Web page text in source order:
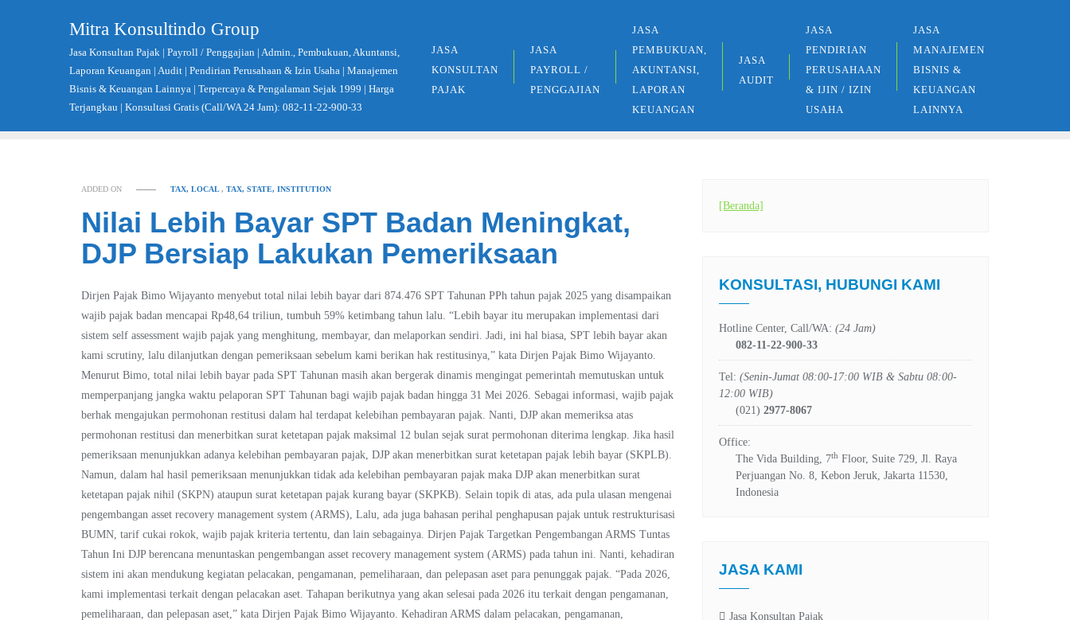
Mitra Konsultindo Group
Jasa Konsultan Pajak | Payroll / Penggajian | Admin., Pembukuan, Akuntansi,
Laporan Keuangan | Audit | Pendirian Perusahaan & Izin Usaha | Manajemen
Bisnis & Keuangan Lainnya | Terpercaya & Pengalaman Sejak 1999 | Harga
Terjangkau | Konsultasi Gratis (Call/WA 24 Jam): 082-11-22-900-33
JASA
KONSULTAN
PAJAK
JASA
PAYROLL /
PENGGAJIAN
JASA
PEMBUKUAN,
AKUNTANSI,
LAPORAN
KEUANGAN
JASA
AUDIT
JASA
PENDIRIAN
PERUSAHAAN
& IJIN / IZIN
USAHA
JASA
MANAJEMEN
BISNIS &
KEUANGAN
LAINNYA
ADDED ON TAX, LOCAL,TAX, STATE, INSTITUTION
Nilai Lebih Bayar SPT Badan Meningkat,
DJP Bersiap Lakukan Pemeriksaan
Dirjen Pajak Bimo Wijayanto menyebut total nilai lebih bayar dari 874.476 SPT Tahunan PPh tahun pajak 2025 yang disampaikan
wajib pajak badan mencapai Rp48,64 triliun, tumbuh 59% ketimbang tahun lalu. “Lebih bayar itu merupakan implementasi dari
sistem self assessment wajib pajak yang menghitung, membayar, dan melaporkan sendiri. Jadi, ini hal biasa, SPT lebih bayar akan
kami scrutiny, lalu dilanjutkan dengan pemeriksaan sebelum kami berikan hak restitusinya,” kata Dirjen Pajak Bimo Wijayanto.
Menurut Bimo, total nilai lebih bayar pada SPT Tahunan masih akan bergerak dinamis mengingat pemerintah memutuskan untuk
memperpanjang jangka waktu pelaporan SPT Tahunan bagi wajib pajak badan hingga 31 Mei 2026. Sebagai informasi, wajib pajak
berhak mengajukan permohonan restitusi dalam hal terdapat kelebihan pembayaran pajak. Nanti, DJP akan memeriksa atas
permohonan restitusi dan menerbitkan surat ketetapan pajak maksimal 12 bulan sejak surat permohonan diterima lengkap. Jika hasil
pemeriksaan menunjukkan adanya kelebihan pembayaran pajak, DJP akan menerbitkan surat ketetapan pajak lebih bayar (SKPLB).
Namun, dalam hal hasil pemeriksaan menunjukkan tidak ada kelebihan pembayaran pajak maka DJP akan menerbitkan surat
ketetapan pajak nihil (SKPN) ataupun surat ketetapan pajak kurang bayar (SKPKB). Selain topik di atas, ada pula ulasan mengenai
pengembangan asset recovery management system (ARMS), Lalu, ada juga bahasan perihal penghapusan pajak untuk restrukturisasi
BUMN, tarif cukai rokok, wajib pajak kriteria tertentu, dan lain sebagainya. Dirjen Pajak Targetkan Pengembangan ARMS Tuntas
Tahun Ini DJP berencana menuntaskan pengembangan asset recovery management system (ARMS) pada tahun ini. Nanti, kehadiran
sistem ini akan mendukung kegiatan pelacakan, pengamanan, pemeliharaan, dan pelepasan aset para penunggak pajak. “Pada 2026,
kami implementasi terkait dengan pelacakan aset. Tahapan berikutnya yang akan selesai pada 2026 itu terkait dengan pengamanan,
pemeliharaan, dan pelepasan aset,” kata Dirjen Pajak Bimo Wijayanto. Kehadiran ARMS dalam pelacakan, pengamanan,
[Beranda]
KONSULTASI, HUBUNGI KAMI
Hotline Center, Call/WA: (24 Jam)
082-11-22-900-33
Tel: (Senin-Jumat 08:00-17:00 WIB & Sabtu 08:00-
12:00 WIB)
(021) 2977-8067
Office:
The Vida Building, 7th Floor, Suite 729, Jl. Raya
Perjuangan No. 8, Kebon Jeruk, Jakarta 11530,
Indonesia
JASA KAMI
Jasa Konsultan Pajak